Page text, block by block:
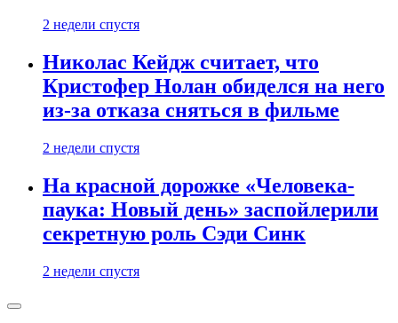
2 недели спустя
Николас Кейдж считает, что
Кристофер Нолан обиделся на него
из-за отказа сняться в фильме
2 недели спустя
На красной дорожке «Человека-
паука: Новый день» заспойлерили
секретную роль Сэди Синк
2 недели спустя